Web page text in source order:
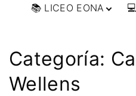
🔴ARTES
🔴CINE
🔴CINE NEGRO /
ESPIONAJE
🌍 AFRICA
🌏 ASIA
🌍 EUROPA
🌏 OCEANIA
📚 LICEO EONA
🎒 TALLERES
ONLINE
🎞️ FILM DOCTOR
Categoría:
Wellens